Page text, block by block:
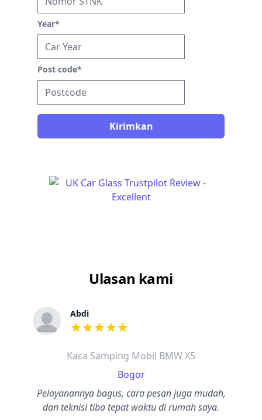
Year*
Post code*
Kirimkan
Ulasan kami
Abdi
dari ulasan adalah bintang lima
Kaca Samping Mobil BMW X5
Bogor
Pelayanannya bagus, cara pesan juga mudah,
dan teknisi tiba tepat waktu di rumah saya.